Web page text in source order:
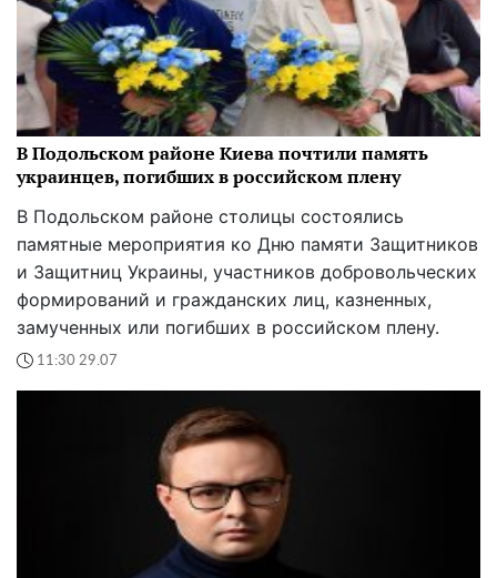
В Подольском районе Киева почтили память
украинцев, погибших в российском плену
В Подольском районе столицы состоялись
памятные мероприятия ко Дню памяти Защитников
и Защитниц Украины, участников добровольческих
формирований и гражданских лиц, казненных,
замученных или погибших в российском плену.
11:30 29.07